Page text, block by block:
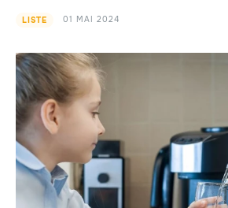
LISTE 01 MAI 2024